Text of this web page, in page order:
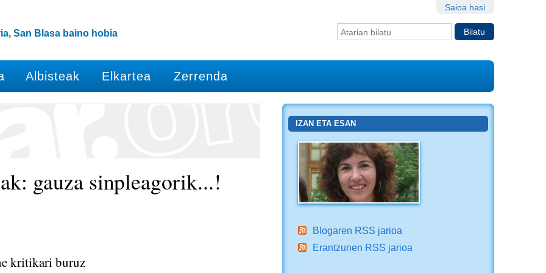
Saioa hasi
Bilatu atarian
San Blasa baino hobia
Albisteak Elkartea Zerrenda
gauza sinpleagorik...!
kritikari buruz
IZAN ETA ESAN
Blogaren RSS jarioa
Erantzunen RSS jarioa